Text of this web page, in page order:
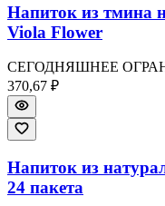
Напиток из тмина
Viola Flower
СЕГОДНЯШНЕЕ
370,67 ₽
Напиток из
24 пакета